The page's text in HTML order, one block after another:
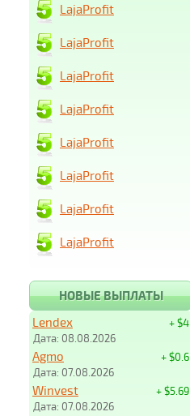
LajaProfit
LajaProfit
LajaProfit
LajaProfit
LajaProfit
LajaProfit
LajaProfit
LajaProfit
НОВЫЕ ВЫПЛАТЫ
+ $4
Lendex
Дата: 08.08.2026
+ $0.6
Agmo
Дата: 07.08.2026
+ $5.69
Winvest
Дата: 07.08.2026